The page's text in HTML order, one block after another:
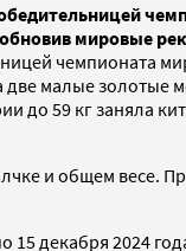
мировые
чемпионата
две малые
до 59 кг заняла
и общем весе.
декабря 2024